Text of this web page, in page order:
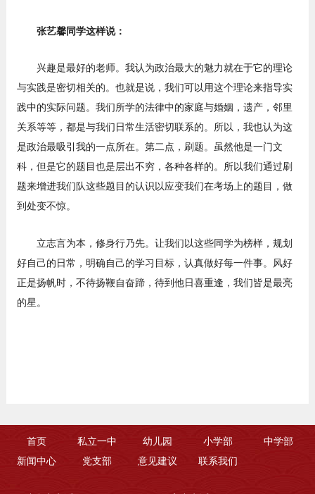
张艺馨同学这样说：
兴趣是最好的老师。我认为政治最大的魅力就在于它的理论
与实践是密切相关的。也就是说，我们可以用这个理论来指导实
践中的实际问题。我们所学的法律中的家庭与婚姻，遗产，邻里
关系等等，都是与我们日常生活密切联系的。所以，我也认为这
是政治最吸引我的一点所在。第二点，刷题。虽然他是一门文
科，但是它的题目也是层出不穷，各种各样的。所以我们通过刷
题来增进我们队这些题目的认识以应变我们在考场上的题目，做
到处变不惊。
立志言为本，修身行乃先。让我们以这些同学为榜样，规划
好自己的日常，明确自己的学习目标，认真做好每一件事。风好
正是扬帆时，不待扬鞭自奋蹄，待到他日喜重逢，我们皆是最亮
的星。
首页 私立一中 幼儿园 小学部
中学部
新闻中心
党支部 意见建议 联系我们